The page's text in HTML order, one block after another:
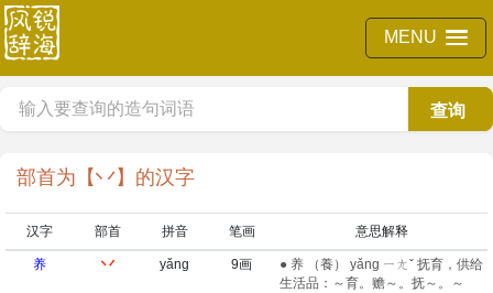
MENU
查询
部首为【丷】的汉字
汉字 部首 拼音 笔画 意思解释
养 丷 yǎng 9画
● 养 （養） yǎng ㄧㄤˇ 抚育，供给
生活品：～育。赡～。抚～。～